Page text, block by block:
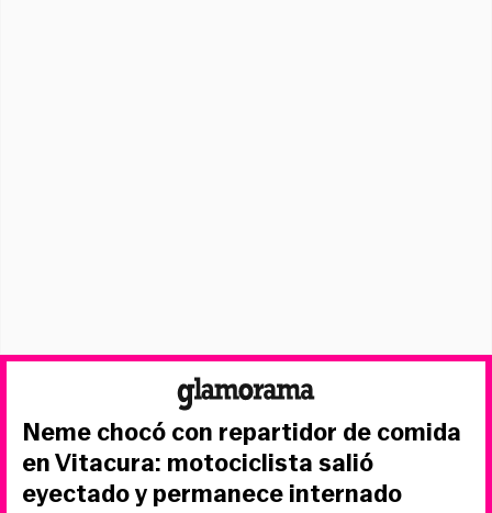
Neme chocó con repartidor de comida
en Vitacura: motociclista salió
eyectado y permanece internado